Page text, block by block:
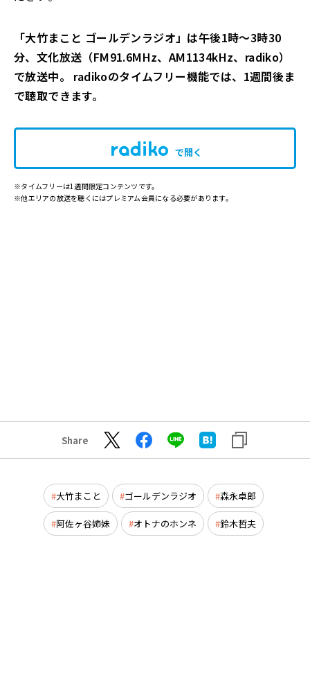
「大竹まこと ゴールデンラジオ」は午後1時～3時30
分、文化放送（FM91.6MHz、AM1134kHz、radiko）
で放送中。 radikoのタイムフリー機能では、1週間後ま
で聴取できます。
で開く
※タイムフリーは1週間限定コンテンツです。
※他エリアの放送を聴くにはプレミアム会員になる必要があります。
Share
大竹まこと ゴールデンラジオ 森永卓郎
阿佐ヶ谷姉妹 オトナのホンネ 鈴木哲夫